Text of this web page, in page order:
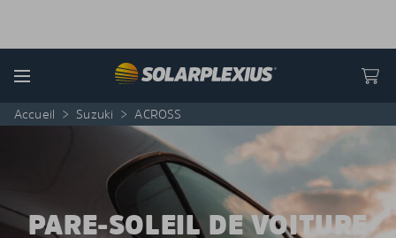
Menu
Accueil > Suzuki > ACROSS
PARE-SOLEIL DE VOITURE